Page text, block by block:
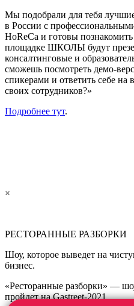
Мы подобрали для тебя
в России с
HoReCa и готовы
площадке ШКОЛЫ будут
консалтинговые и
сможешь посмотреть демо-
спикерами и ответить себе на
своих сотрудников?»
Подробнее тут.
×
РЕСТОРАННЫЕ РАЗБОРКИ
Шоу, которое выведет на
бизнес.
«Ресторанные разборки» —
пройдет на Gastreet-2021.